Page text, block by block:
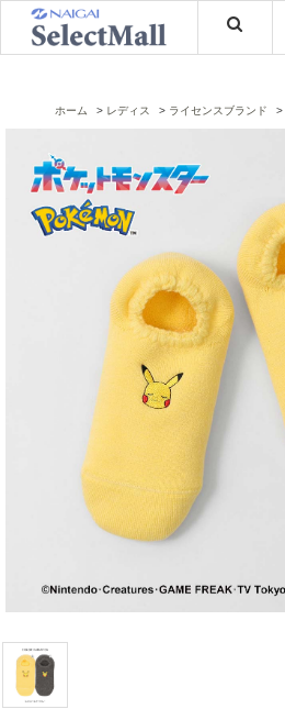
ホーム レディス ライセンスブランド